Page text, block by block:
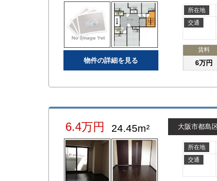
物件の詳細を見る
所在地
交通
賃料
6万円
6.4万円 24.45m² 大阪市都島
所在地
交通